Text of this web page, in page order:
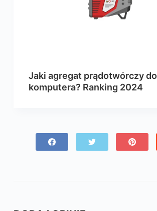
Jaki agregat prądotwórczy do
komputera? Ranking 2024